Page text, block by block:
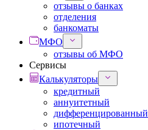
отзывы о банках
отделения
банкоматы
МФО
отзывы об МФО
Сервисы
Калькуляторы
кредитный
аннуитетный
дифференцированный
ипотечный